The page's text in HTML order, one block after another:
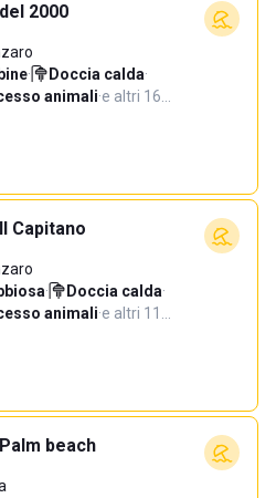
2000
· Doccia calda·
animali·e altri 16…
Capitano
· Doccia calda·
animali·e altri 11…
beach